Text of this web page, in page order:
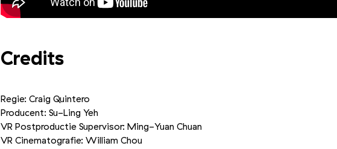
Credits
Regie: Craig Quintero
Producent: Su-Ling Yeh
VR Postproductie Supervisor: Ming-Yuan Chuan
VR Cinematografie: William Chou